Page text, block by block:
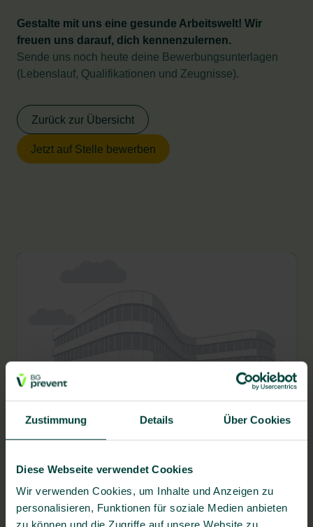
Zustimmung Details Über Cookies
Diese Webseite verwendet Cookies
Wir verwenden Cookies, um Inhalte und Anzeigen zu
personalisieren, Funktionen für soziale Medien anbieten
Gestalte mit uns eine gesunde Arbeitswelt! Wir
freuen uns darauf, dich kennenzulernen.
Sende uns noch heute deine Bewerbungsunterlagen
(Lebenslauf, Qualifikationen und Zeugnisse).
Zurück zur Übersicht
Jetzt auf Stelle bewerben
BG prevent Gesundheitszentrum Duisburg
Fragen zum Bewerbungsprozess?